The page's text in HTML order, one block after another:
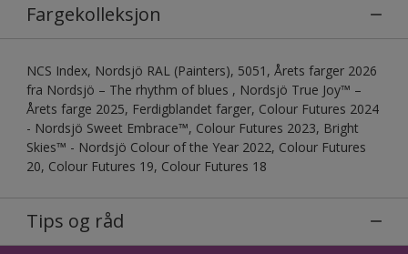
Fargekolleksjon
NCS Index, Nordsjö RAL (Painters), 5051, Årets farger 2026
fra Nordsjö – The rhythm of blues , Nordsjö True Joy™ –
Årets farge 2025, Ferdigblandet farger, Colour Futures 2024
- Nordsjö Sweet Embrace™, Colour Futures 2023, Bright
Skies™ - Nordsjö Colour of the Year 2022, Colour Futures
20, Colour Futures 19, Colour Futures 18
Tips og råd